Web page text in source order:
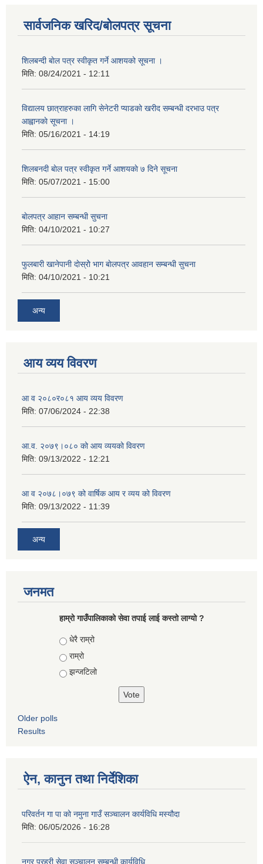
सार्वजनिक खरिद/बोलपत्र सूचना
शिलबन्दी बाेल पत्र स्वीकृत गर्ने आशयको सूचना ।
मिति: 08/24/2021 - 12:11
विद्यालय छात्राहरुका लागि सेनेटरी प्याडको खरीद सम्बन्धी दरभाउ पत्र
आह्वानकाे सूचना ।
मिति: 05/16/2021 - 14:19
शिलबनदी बाेल पत्र स्वीकृत गर्ने आशयकाे ७ दिने सूचना
मिति: 05/07/2021 - 15:00
बाेलपत्र आहान सम्बन्धी सुचना
मिति: 04/10/2021 - 10:27
फुलबारी खानेपानी दाेस्राेे भाग बाेलपत्र आवहान सम्बन्धी सुचना
मिति: 04/10/2021 - 10:21
अन्य
आय व्यय विवरण
आ व २०८०र०८१ आय व्यय विवरण
मिति: 07/06/2024 - 22:38
आ.व. २०७९।०८० को आय व्ययको विवरण
मिति: 09/13/2022 - 12:21
आ‍ व २०७८।०७९ को वार्षिक आय र व्यय को विवरण
मिति: 09/13/2022 - 11:39
अन्य
जनमत
हाम्रो गाउँपालिकाको सेवा तपाई लाई कस्तो लाग्यो ?
Choices
धेरै राम्रो
राम्रो
झन्जटिलो
Older polls
Results
ऐन, कानुन तथा निर्देशिका
परिवर्तन गा पा को नमुना गाउँ सञ्चालन कार्यविधि मस्यौदा
मिति: 06/05/2026 - 16:28
नगर प्रहरी सेवा सञ्चालन सम्बन्धी कार्यविधि